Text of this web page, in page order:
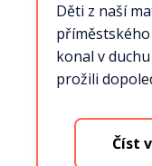
Děti z naší
konal v
prožili
Číst